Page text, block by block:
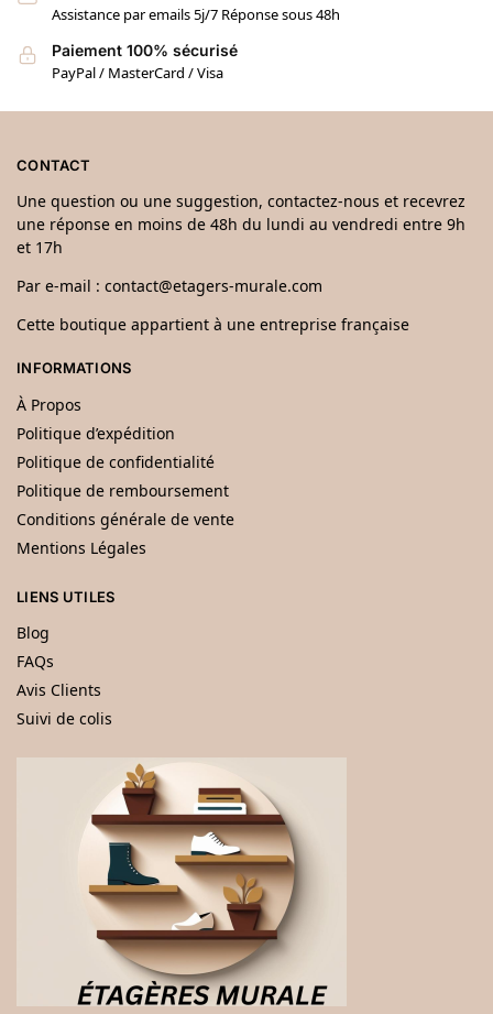
Assistance par emails 5j/7 Réponse sous 48h
Paiement 100% sécurisé
PayPal / MasterCard / Visa
CONTACT
Une question ou une suggestion, contactez-nous et recevrez
une réponse en moins de 48h du lundi au vendredi entre 9h
et 17h
Par e-mail : contact@etagers-murale.com
Cette boutique appartient à une entreprise française
INFORMATIONS
À Propos
Politique d’expédition
Politique de confidentialité
Politique de remboursement
Conditions générale de vente
Mentions Légales
LIENS UTILES
Blog
FAQs
Avis Clients
Suivi de colis